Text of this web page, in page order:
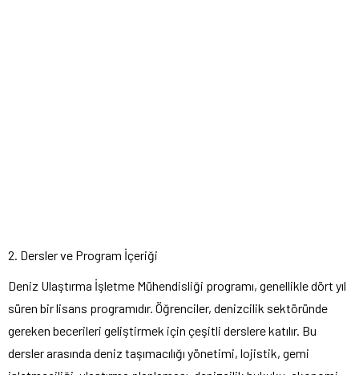
2. Dersler ve Program İçeriği
Deniz Ulaştırma İşletme Mühendisliği programı, genellikle dört yıl
süren bir lisans programıdır. Öğrenciler, denizcilik sektöründe
gereken becerileri geliştirmek için çeşitli derslere katılır. Bu
dersler arasında deniz taşımacılığı yönetimi, lojistik, gemi